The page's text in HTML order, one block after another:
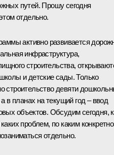
путей. Прошу сегодня
отдельно.
активно развивается
инфраструктура,
строительства,
и детские сады. Только
строительство девяти
в планах на текущий год – ввод
объектов. Обсудим сегодня,
проблем, по каким конкретно
отдельно.